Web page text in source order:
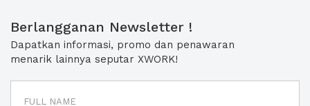
Berlangganan Newsletter !
Dapatkan informasi, promo dan penawaran
menarik lainnya seputar XWORK!